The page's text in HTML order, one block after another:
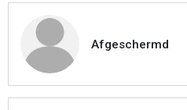
Afgeschermd